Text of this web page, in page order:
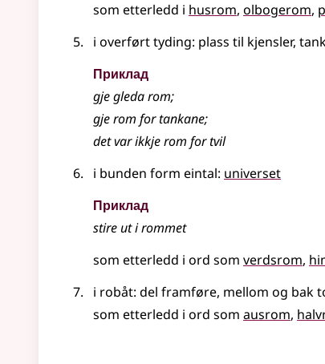
som etterledd i husrom olbogerom
i overført tyding: plass til kjensler,
Приклад
gje gleda rom;
gje rom for tankane;
det var ikkje rom for tvil
i bunden form eintal: universet
Приклад
stire ut i rommet
som etterledd i ord som verdsrom
i robåt: del framføre, mellom og bak
som etterledd i ord som ausrom